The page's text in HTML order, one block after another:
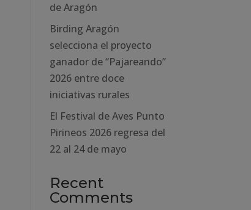
de Aragón
Birding Aragón
selecciona el proyecto
ganador de “Pajareando”
2026 entre doce
iniciativas rurales
El Festival de Aves Punto
Pirineos 2026 regresa del
22 al 24 de mayo
Recent
Comments